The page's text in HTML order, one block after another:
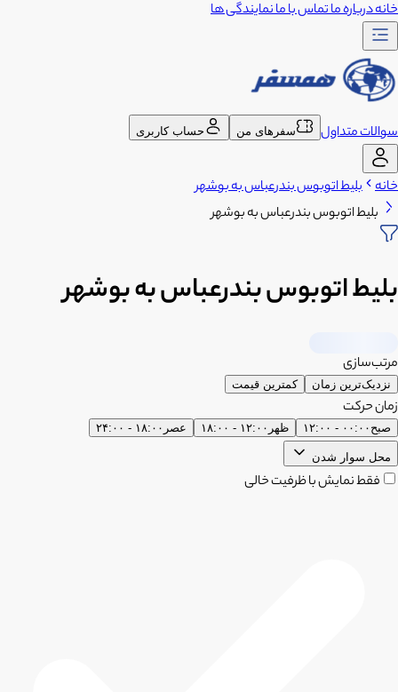
خانهدرباره ماتماس با مانمایندگی ها
سوالات متداول سفرهای من حساب کاربری
خانه بلیط اتوبوس بندرعباس به بوشهر
بلیط اتوبوس بندرعباس به بوشهر
بلیط اتوبوس بندرعباس به بوشهر
مرتب‌سازی
نزدیک‌ترین زمان کمترین قیمت
زمان حرکت
صبح ۰۰:۰۰ - ۱۲:۰۰ ظهر ۱۲:۰۰ - ۱۸:۰۰ عصر ۱۸:۰۰ - ۲۴:۰۰
محل سوار شدن
فقط نمایش با ظرفیت خالی